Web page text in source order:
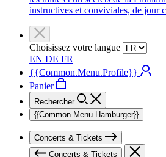
instructives et conviviales, de jour
Choisissez votre langue
EN DE FR
{{Common.Menu.Profile}}
Panier
Rechercher
{{Common.Menu.Hamburger}}
Concerts & Tickets
Concerts & Tickets